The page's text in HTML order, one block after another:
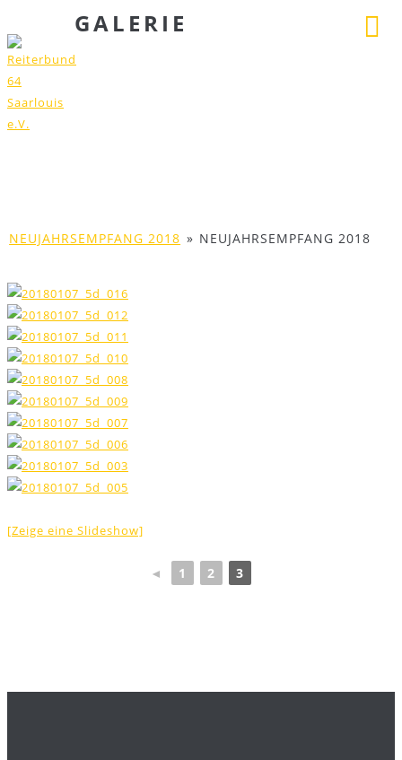
GALERIE
NEUJAHRSEMPFANG 2018 » NEUJAHRSEMPFANG 2018
[Zeige eine Slideshow]
◄ 1 2 3